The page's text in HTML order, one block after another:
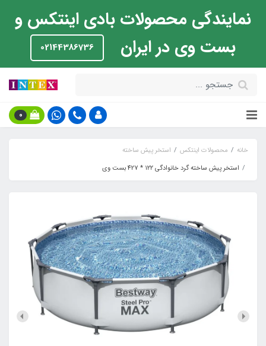
نمایندگی محصولات بادی اینتکس و
بست وی در ایران
02144386736
0
خانه محصولات اینتکس
استخر پیش ساخته
استخر پیش ساخته گرد خانوادگی ۱۲۲ * 427 بست وی